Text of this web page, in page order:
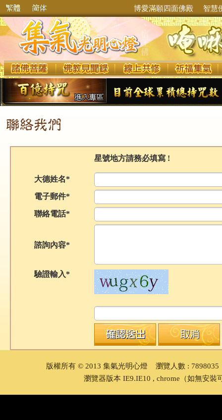
博愛滿願四面佛殿 智慧
星號地方請務必填寫 !
大德姓名*
電子郵件*
聯絡電話*
諮詢內容*
驗證輸入*
版權所有 © 2013 集氣光明心燈 瀏覽人數 :
瀏覽器版本 IE9.IE10 , chrome （如無安裝